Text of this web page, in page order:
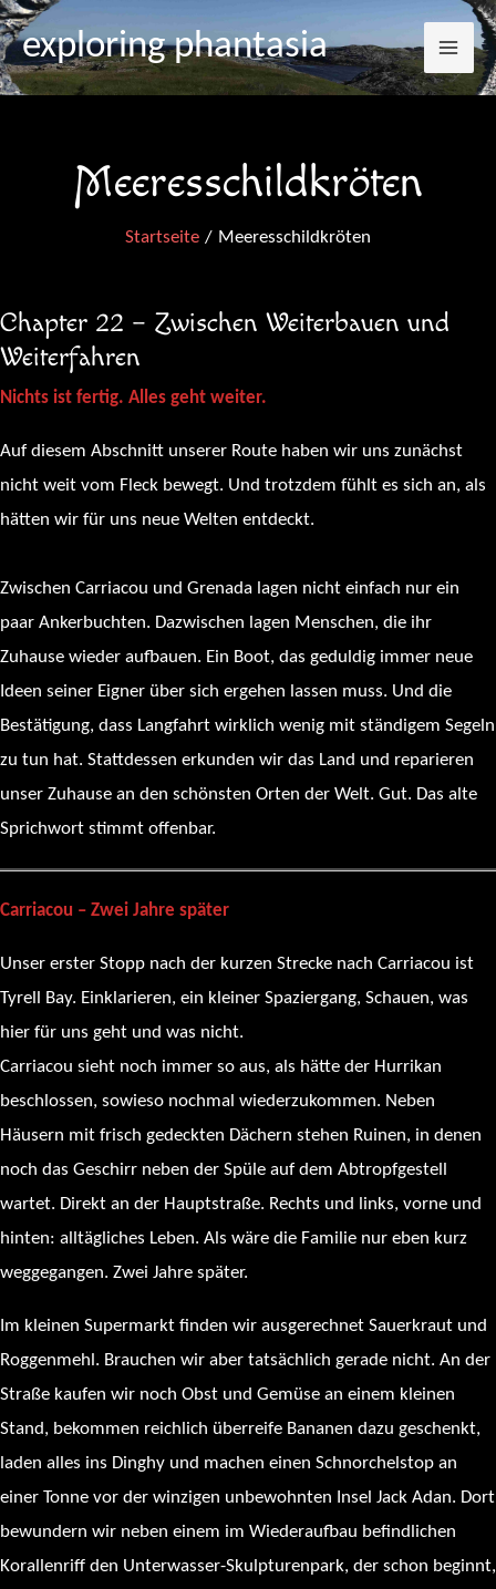
Zum
Inhalt
springen
exploring phantasia
Meeresschildkröten
Startseite Meeresschildkröten
Chapter 22 – Zwischen Weiterbauen und
Weiterfahren
Nichts ist fertig. Alles geht weiter.
Auf diesem Abschnitt unserer Route haben wir uns zunächst
nicht weit vom Fleck bewegt. Und trotzdem fühlt es sich an, als
hätten wir für uns neue Welten entdeckt.
Zwischen Carriacou und Grenada lagen nicht einfach nur ein
paar Ankerbuchten. Dazwischen lagen Menschen, die ihr
Zuhause wieder aufbauen. Ein Boot, das geduldig immer neue
Ideen seiner Eigner über sich ergehen lassen muss. Und die
Bestätigung, dass Langfahrt wirklich wenig mit ständigem Segeln
zu tun hat. Stattdessen erkunden wir das Land und reparieren
unser Zuhause an den schönsten Orten der Welt. Gut. Das alte
Sprichwort stimmt offenbar.
Carriacou – Zwei Jahre später
Unser erster Stopp nach der kurzen Strecke nach Carriacou ist
Tyrell Bay. Einklarieren, ein kleiner Spaziergang, Schauen, was
hier für uns geht und was nicht.
Carriacou sieht noch immer so aus, als hätte der Hurrikan
beschlossen, sowieso nochmal wiederzukommen. Neben
Häusern mit frisch gedeckten Dächern stehen Ruinen, in denen
noch das Geschirr neben der Spüle auf dem Abtropfgestell
wartet. Direkt an der Hauptstraße. Rechts und links, vorne und
hinten: alltägliches Leben. Als wäre die Familie nur eben kurz
weggegangen. Zwei Jahre später.
Im kleinen Supermarkt finden wir ausgerechnet Sauerkraut und
Roggenmehl. Brauchen wir aber tatsächlich gerade nicht. An der
Straße kaufen wir noch Obst und Gemüse an einem kleinen
Stand, bekommen reichlich überreife Bananen dazu geschenkt,
laden alles ins Dinghy und machen einen Schnorchelstop an
einer Tonne vor der winzigen unbewohnten Insel Jack Adan. Dort
bewundern wir neben einem im Wiederaufbau befindlichen
Korallenriff den Unterwasser-Skulpturenpark, der schon beginnt,